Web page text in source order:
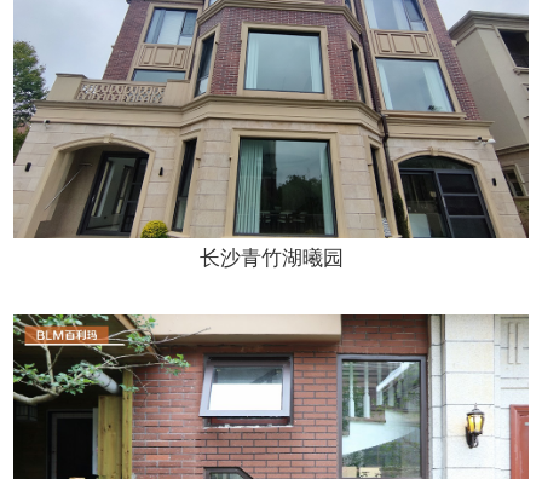
长沙青竹湖曦园